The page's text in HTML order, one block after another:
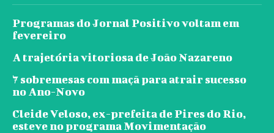
Programas do Jornal Positivo voltam em
fevereiro
A trajetória vitoriosa de João Nazareno
7 sobremesas com maçã para atrair sucesso
no Ano-Novo
Cleide Veloso, ex-prefeita de Pires do Rio,
esteve no programa Movimentação